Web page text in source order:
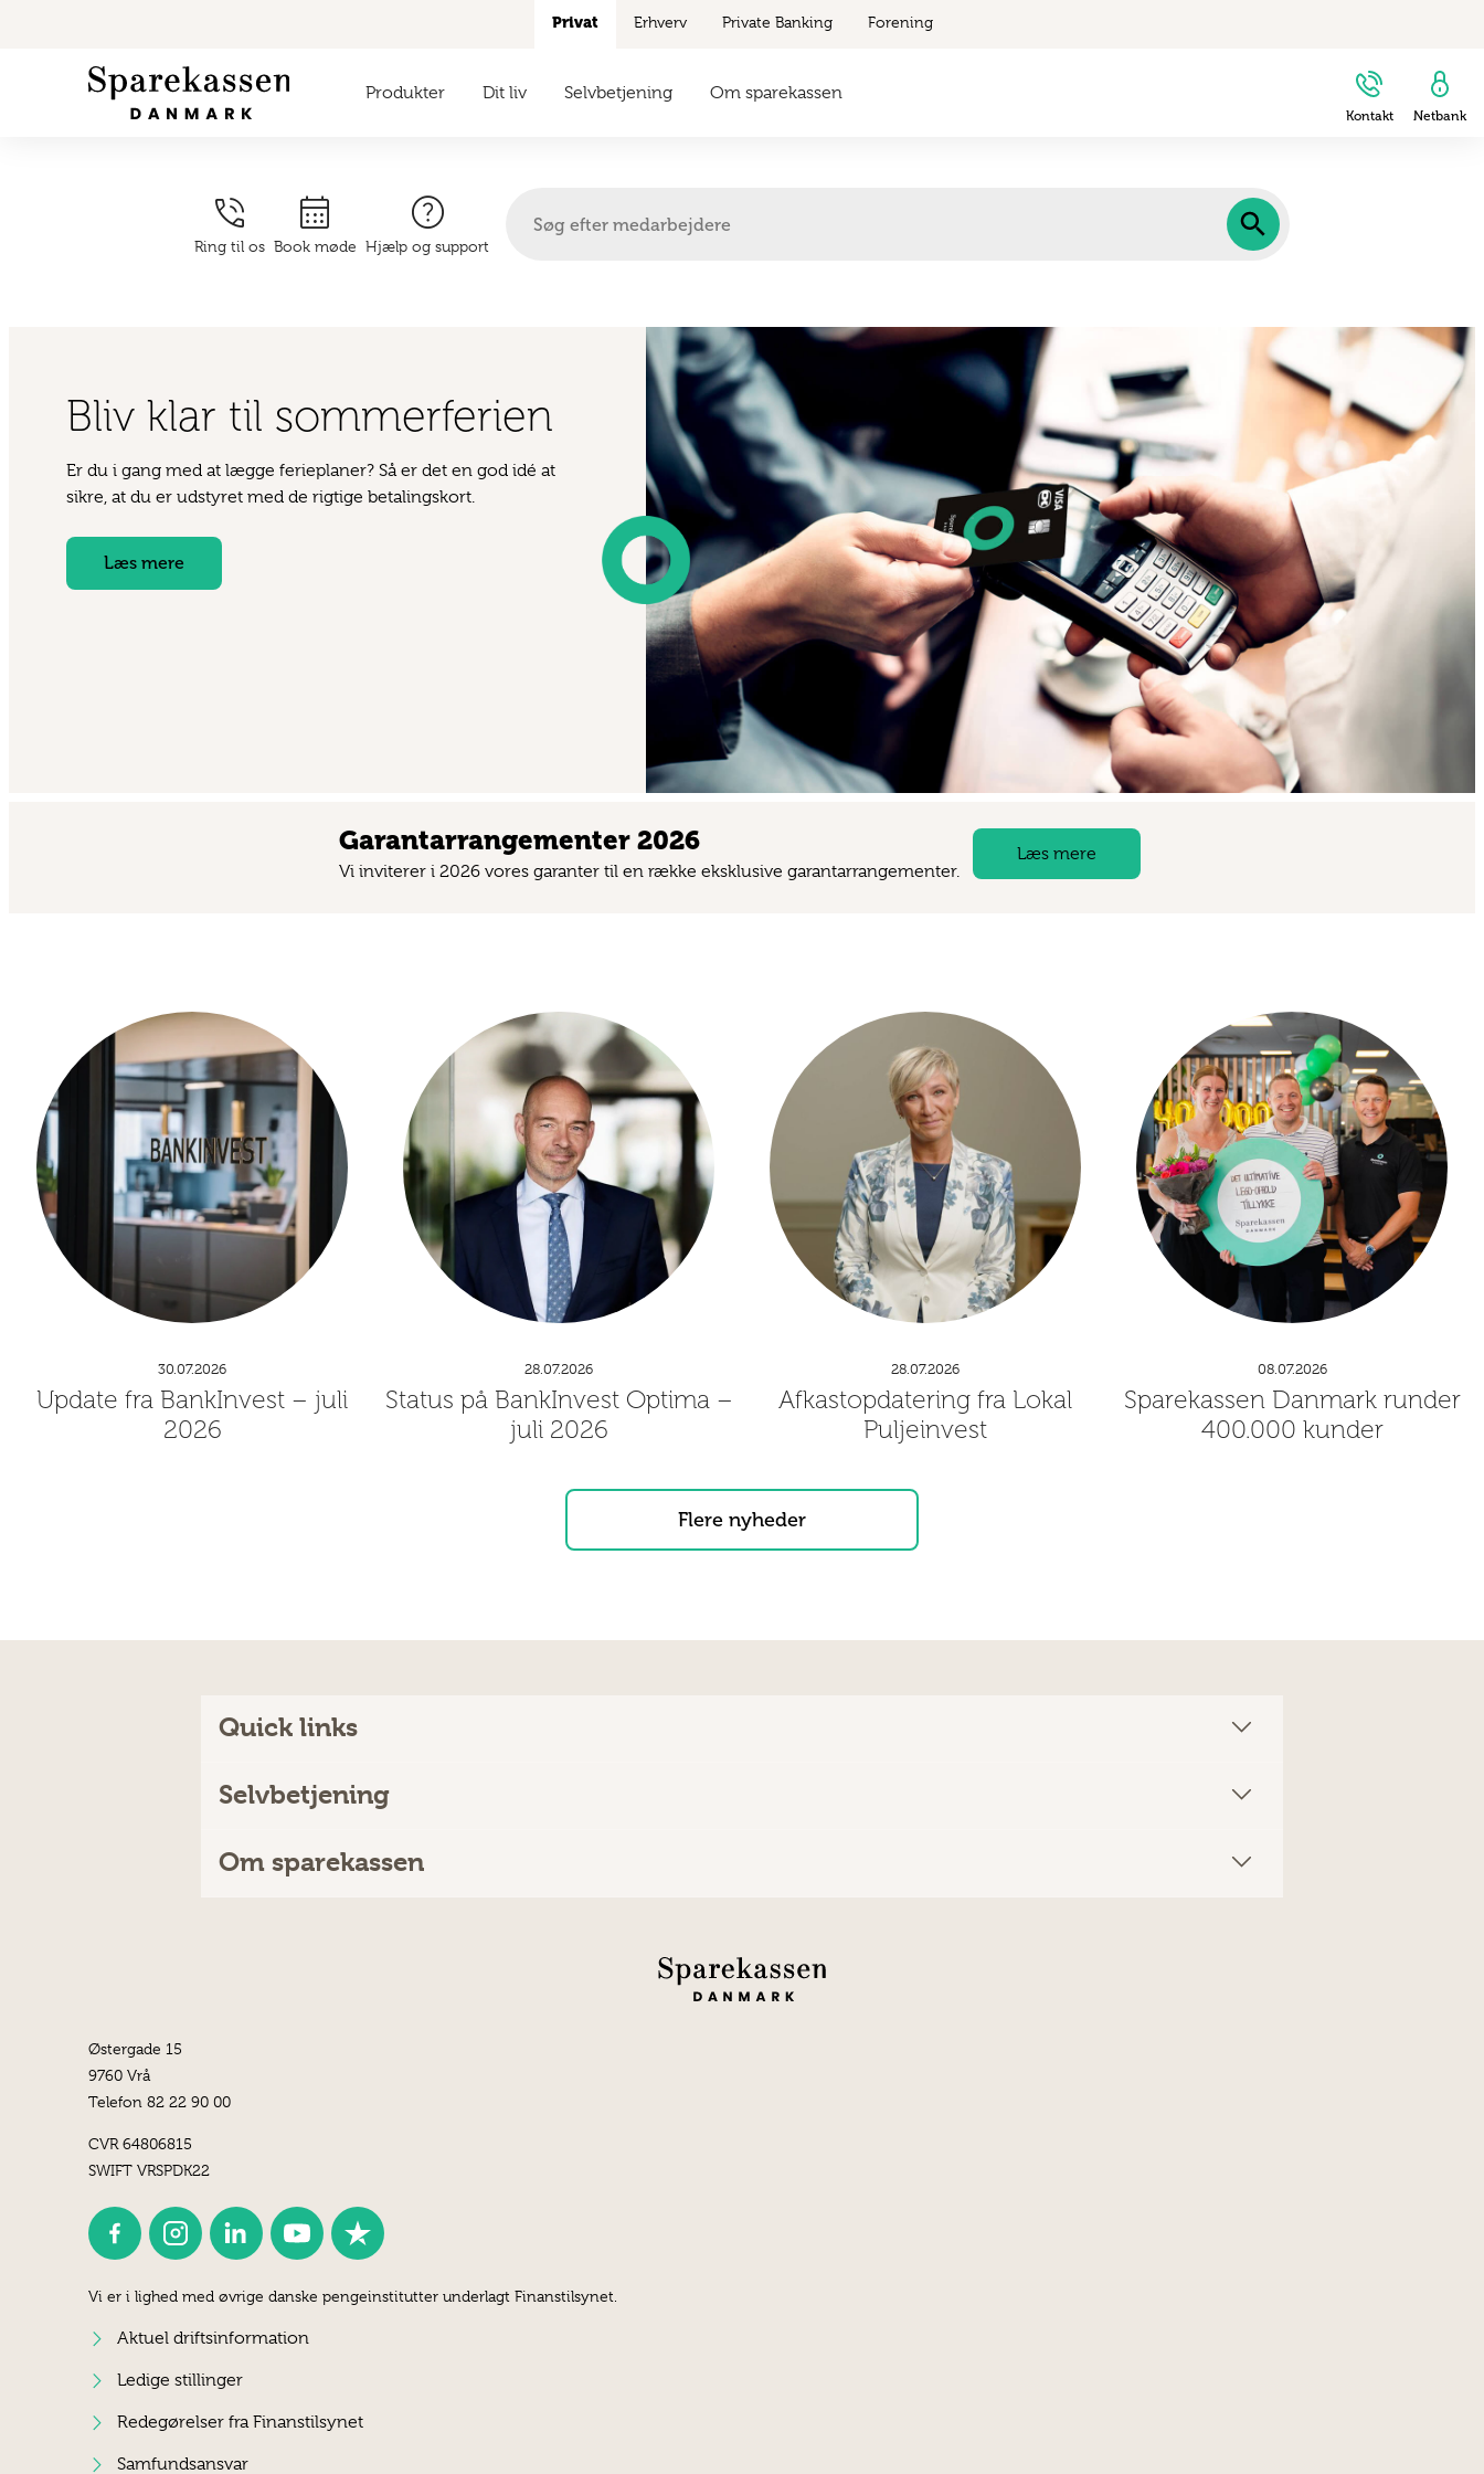
Privat Erhverv Private Banking Forening
Produkter Dit liv Selvbetjening Om sparekassen
Kontakt Netbank
help
Hjælp og support
calendar_month
Book møde
phone_in_talk
Ring til os
Bliv klar til sommerferien
Er du i gang med at lægge ferieplaner? Så er det en god idé at
sikre, at du er udstyret med de rigtige betalingskort.
Læs mere
Garant­arrangementer 2026
Vi inviterer i 2026 vores garanter til en række eksklusive garantarrangementer.
Læs mere
30.07.2026
Update fra BankInvest – juli
2026
28.07.2026
Status på BankInvest Optima –
juli 2026
28.07.2026
Afkastopdatering fra Lokal
Puljeinvest
08.07.2026
Sparekassen Danmark runder
400.000 kunder
Flere nyheder
Quick links
Selvbetjening
Om sparekassen
Østergade 15
9760 Vrå
Telefon 82 22 90 00
CVR 64806815
SWIFT VRSPDK22
Vi er i lighed med øvrige danske pengeinstitutter underlagt Finanstilsynet.
Aktuel driftsinformation
Ledige stillinger
Redegørelser fra Finanstilsynet
Samfundsansvar